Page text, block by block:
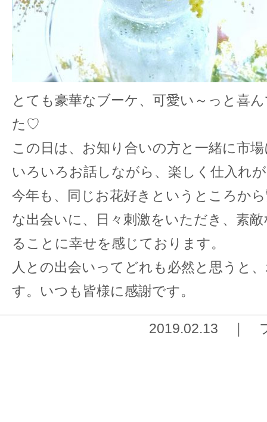
とても豪華なブーケ、可愛い～っと喜
た♡
この日は、お知り合いの方と一緒に市
いろいろお話しながら、楽しく仕入れ
今年も、同じお花好きというところか
な出会いに、日々刺激をいただき、素
ることに幸せを感じております。
人との出会いってどれも必然と思うと
す。いつも皆様に感謝です。
2019.02.13 ｜